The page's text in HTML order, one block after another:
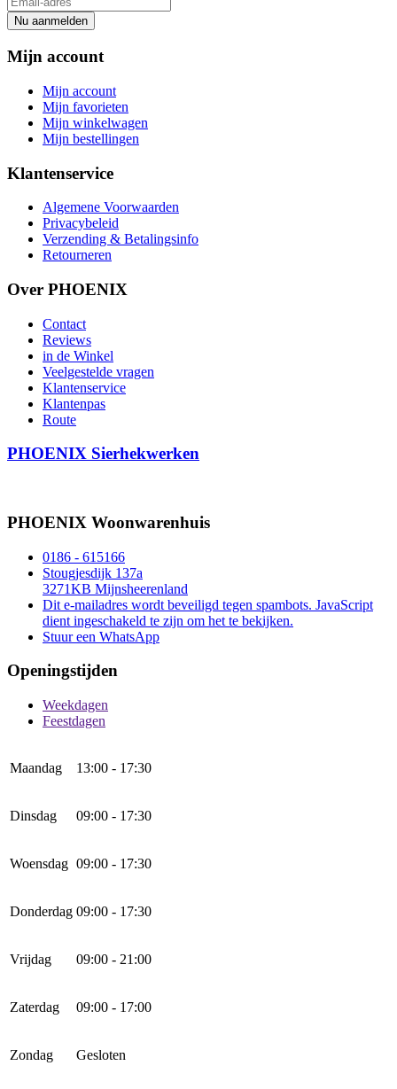
Nu aanmelden
Mijn account
Mijn account
Mijn favorieten
Mijn winkelwagen
Mijn bestellingen
Klantenservice
Algemene Voorwaarden
Privacybeleid
Verzending & Betalingsinfo
Retourneren
Over PHOENIX
Contact
Reviews
in de Winkel
Veelgestelde vragen
Klantenservice
Klantenpas
Route
PHOENIX Sierhekwerken
PHOENIX Woonwarenhuis
0186 - 615166
Stougjesdijk 137a
3271KB Mijnsheerenland
Dit e-mailadres wordt beveiligd tegen spambots. JavaScript
dient ingeschakeld te zijn om het te bekijken.
Stuur een WhatsApp
Openingstijden
Weekdagen
Feestdagen
Maandag 13:00 - 17:30
Dinsdag 09:00 - 17:30
Woensdag 09:00 - 17:30
Donderdag 09:00 - 17:30
Vrijdag 09:00 - 21:00
Zaterdag 09:00 - 17:00
Zondag Gesloten